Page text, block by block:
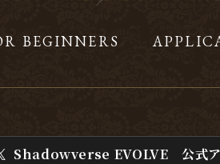
BEGINNERS
Shadowverse EVOLVE 公式